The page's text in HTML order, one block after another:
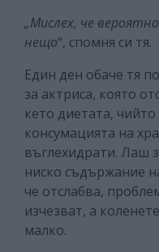
„Мислех, че
нещо“, спомня си тя.
Един ден обаче тя
за актриса, която
кето диетата,
консумацията на
въглехидрати. Лаш
ниско съдържание
че отслабва,
изчезват, а
малко.